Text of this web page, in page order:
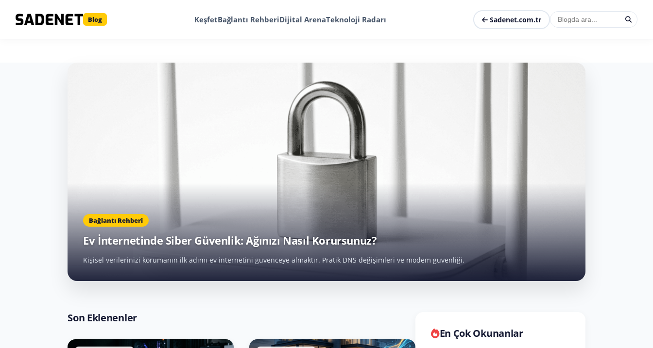
Blog KeşfetBağlantı RehberiDijital ArenaTeknoloji Radarı Sadenet.com.tr
Bağlantı Rehberi
Ev İnternetinde Siber Güvenlik: Ağınızı Nasıl Korursunuz?
Kişisel verilerinizi korumanın ilk adımı ev internetini güvenceye almaktır. Pratik DNS değişimleri ve modem güvenliği.
Son Eklenenler
En Çok Okunanlar